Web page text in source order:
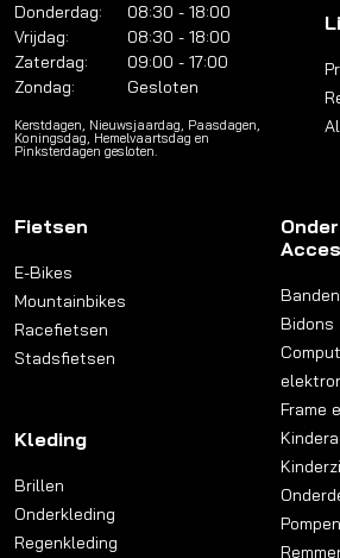
Donderdag:
08:30 - 18:00
Vrijdag:
08:30 - 18:00
Zaterdag:
09:00 - 17:00
Zondag:
Gesloten
Kerstdagen, Nieuwsjaardag, Paasdagen,
Koningsdag, Hemelvaartsdag en
Pinksterdagen gesloten.
Fietsen
E-Bikes
Mountainbikes
Racefietsen
Stadsfietsen
Kleding
Brillen
Onderkleding
Regenkleding
Banden
Bidons
Frame
Pompen